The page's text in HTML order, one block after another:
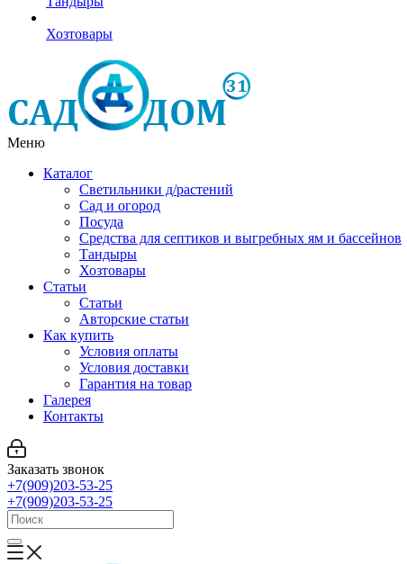
Хозтовары
Меню
Каталог
Светильники д/растений
Сад и огород
Посуда
Средства для септиков и выгребных ям и бассейнов
Тандыры
Хозтовары
Статьи
Статьи
Авторские статьи
Как купить
Условия оплаты
Условия доставки
Гарантия на товар
Галерея
Контакты
Заказать звонок
+7(909)203-53-25
+7(909)203-53-25